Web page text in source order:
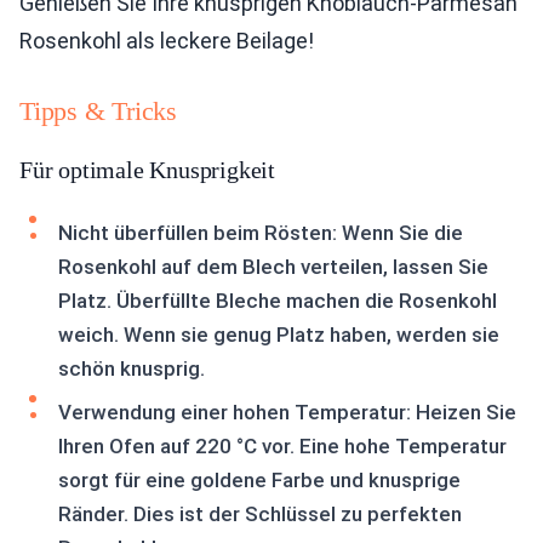
Rosenkohl als leckere Beilage!
Tipps & Tricks
Für optimale Knusprigkeit
Nicht überfüllen beim Rösten: Wenn Sie die
Rosenkohl auf dem Blech verteilen, lassen Sie
Platz. Überfüllte Bleche machen die Rosenkohl
weich. Wenn sie genug Platz haben, werden sie
schön knusprig.
Verwendung einer hohen Temperatur: Heizen Sie
Ihren Ofen auf 220 °C vor. Eine hohe Temperatur
sorgt für eine goldene Farbe und knusprige
Ränder. Dies ist der Schlüssel zu perfekten